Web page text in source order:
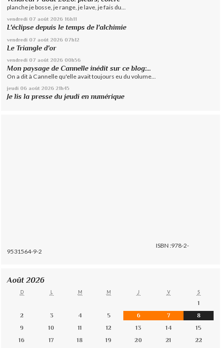
planche je bosse, je range, je lave, je fais du...
vendredi 07 août 2026 16h11
L'éclipse depuis le temps de l'alchimie
vendredi 07 août 2026 07h12
Le Triangle d'or
vendredi 07 août 2026 00h56
Mon paysage de Cannelle inédit sur ce blog:...
On a dit à Cannelle qu'elle avait toujours eu du volume...
jeudi 06 août 2026 21h45
Je lis la presse du jeudi en numérique
ISBN :978-2-
9531564-9-2
Août 2026
D L M M J V S
1
2
3 4 5 6 7
8
9
10 11 12 13 14
15
16
17 18 19 20 21
22